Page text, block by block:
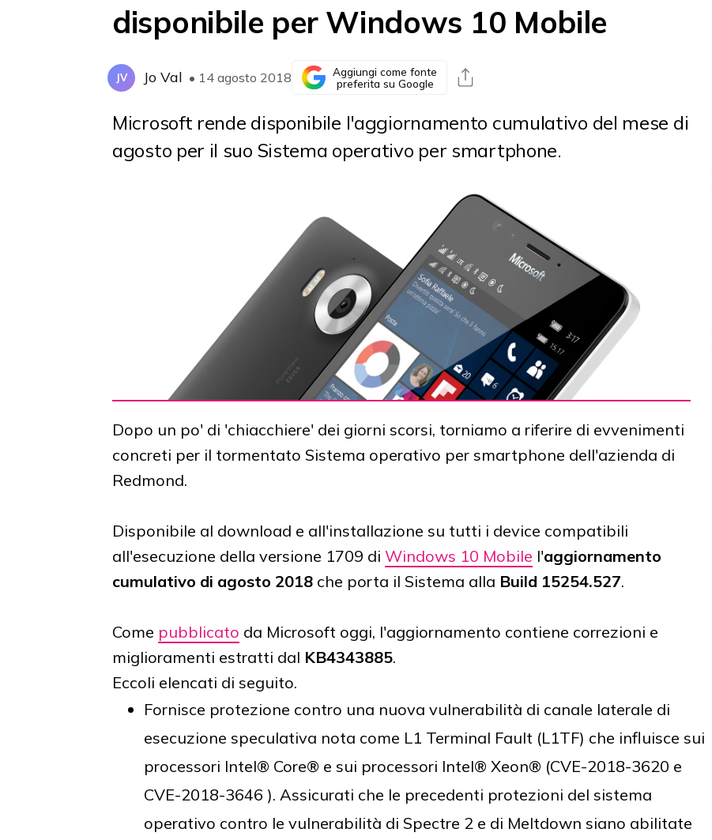
disponibile per Windows 10 Mobile
JV Jo Val • 14 agosto 2018
Aggiungi come fonte
preferita su Google
Microsoft rende disponibile l'aggiornamento cumulativo del mese di
agosto per il suo Sistema operativo per smartphone.
Dopo un po' di 'chiacchiere' dei giorni scorsi, torniamo a riferire di evvenimenti
concreti per il tormentato Sistema operativo per smartphone dell'azienda di
Redmond.
Disponibile al download e all'installazione su tutti i device compatibili
all'esecuzione della versione 1709 di Windows 10 Mobile l'aggiornamento
cumulativo di agosto 2018 che porta il Sistema alla Build 15254.527.
Come pubblicato da Microsoft oggi, l'aggiornamento contiene correzioni e
miglioramenti estratti dal KB4343885.
Eccoli elencati di seguito.
Fornisce protezione contro una nuova vulnerabilità di canale laterale di
esecuzione speculativa nota come L1 Terminal Fault (L1TF) che influisce sui
processori Intel® Core® e sui processori Intel® Xeon® (CVE-2018-3620 e
CVE-2018-3646 ). Assicurati che le precedenti protezioni del sistema
operativo contro le vulnerabilità di Spectre 2 e di Meltdown siano abilitate